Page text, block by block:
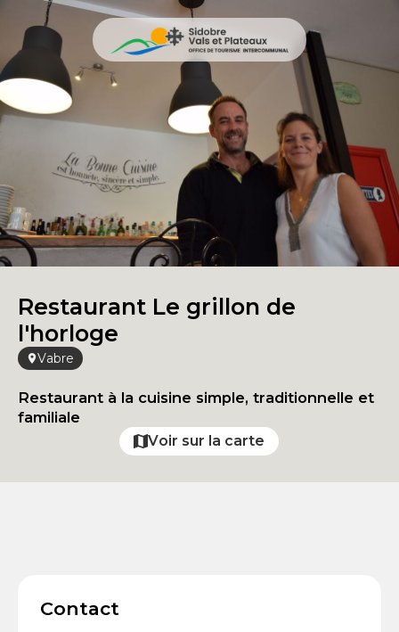
Restaurant Le grillon de
l'horloge
Vabre
Restaurant à la cuisine simple, traditionnelle et
familiale
Voir sur la carte
Contact